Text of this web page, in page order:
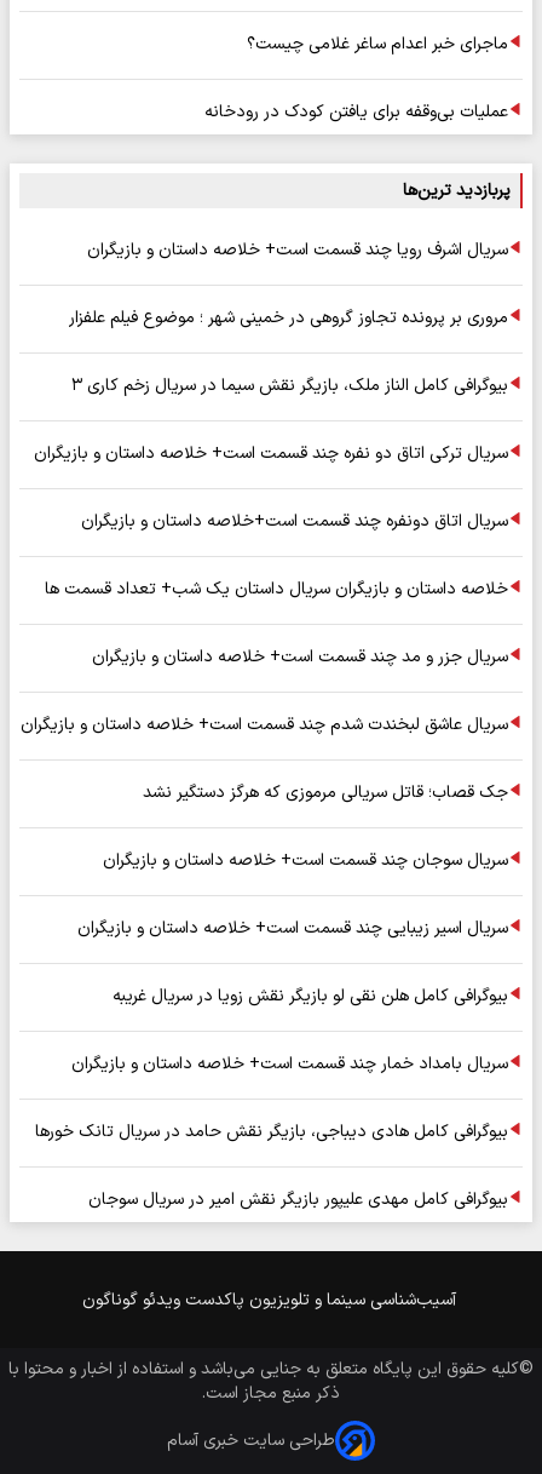
ماجرای خبر اعدام ساغر غلامی چیست؟
عملیات بی‌وقفه برای یافتن کودک در رودخانه
پربازدید ترین‌ها
سریال اشرف رویا چند قسمت است+ خلاصه داستان و بازیگران
مروری بر پرونده تجاوز گروهی در خمینی شهر ؛ موضوع فیلم علفزار
بیوگرافی کامل الناز ملک، بازیگر نقش سیما در سریال زخم کاری ۳
سریال ترکی اتاق دو نفره چند قسمت است+ خلاصه داستان و بازیگران
سریال اتاق دونفره چند قسمت است+خلاصه داستان و بازیگران
خلاصه داستان و بازیگران سریال داستان یک شب+ تعداد قسمت ها
سریال جزر و مد چند قسمت است+ خلاصه داستان و بازیگران
سریال عاشق لبخندت شدم چند قسمت است+ خلاصه داستان و بازیگران
جک قصاب؛ قاتل سریالی مرموزی که هرگز دستگیر نشد
سریال سوجان چند قسمت است+ خلاصه داستان و بازیگران
سریال اسیر زیبایی چند قسمت است+ خلاصه داستان و بازیگران
بیوگرافی کامل هلن نقی لو بازیگر نقش زویا در سریال غریبه
سریال بامداد خمار چند قسمت است+ خلاصه داستان و بازیگران
بیوگرافی کامل هادی دیباجی، بازیگر نقش حامد در سریال تانک خورها
بیوگرافی کامل مهدی علیپور بازیگر نقش امیر در سریال سوجان
آسیب‌شناسی سینما و تلویزیون پاکدست ویدئو گوناگون
©کلیه حقوق این پایگاه متعلق به جنایی می‌باشد و استفاده از اخبار و محتوا با
ذکر منبع مجاز است.
طراحی سایت خبری آسام